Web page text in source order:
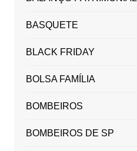
BASQUETE
BLACK FRIDAY
BOLSA FAMÍLIA
BOMBEIROS
BOMBEIROS DE SP